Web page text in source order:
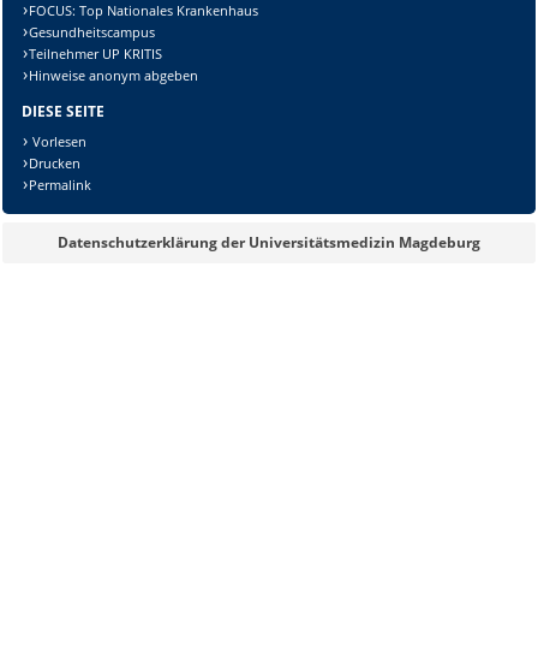
FOCUS: Top Nationales Krankenhaus
Gesundheitscampus
Teilnehmer UP KRITIS
Hinweise anonym abgeben
DIESE SEITE
Vorlesen
Drucken
Permalink
Datenschutzerklärung der Universitätsmedizin Magdeburg